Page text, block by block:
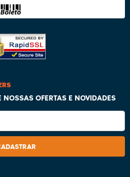
NOSSAS OFERTAS E NOVIDADES